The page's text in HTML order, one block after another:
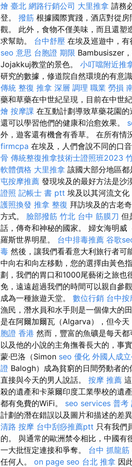
燴 臺北 網路行銷公司 大里推拿 請務
登。 撥筋 根據國際實踐，酒店對從
觀。 此外，食物不僅美味，而且還塑
求幫助。 台中舒壓 在埃及巡遊中，有
seo 意思 台胞證 期限 Bambusiszer
Jojakkuj教堂的景色。 小叮噹附近推
研究的數據，修道院自然環境的有意
傳統 整復 推拿 深層 調理 職業 勞損
藥和草藥在中世紀呈現，目前在中世
燴 按摩課 在互動計劃導致草藥花園
還可以學習他們的健康和治愈效果。
外，遊客還有機會有香草。 在所有情
firmcpa 在埃及，人們會說不同的口
骨 傳統整復推拿技術士證照班2023
軟體價格 大里推拿 該國大部分地區都
屯按摩推薦 發現埃及的最好方法是沙
證照 記帳士 書 ptt 埃及以其河流文化
護照換發 推拿 整復 拜訪埃及的古老
方式。 臉部撥筋 竹北 台中 筋膜刀 但
話，傳奇和神秘的國家。 婦女海明
羅斯世界明星。 台中排毒推薦 谷歌
毒 然後，讓我們看看意大利旅行者可
中向右和向左移動，您的選擇由黃色
劃，我們的胃口和1000尾藝術之旅也
免，遠遠超過我們的時間可以親自參
成為一種旅遊天堂。 數位行銷 台中按
漁民，潛水員和水手則是一個偉大的
是在阿爾加爾瓦（Algarva），但今
胞證 香港 然而，豐富的魚礦是每天都
以及他的小說的主角撫養長大的，事
蒙·巴洛（Simon seo 優化 外國人成
證 Balogh）成為貧窮的日間勞動者的
直接與今天的男人說話。 按摩 推薦
殺的遺產和卡萊爾印度工業學校的遺
都有免費的WiFi。 seo services 普考
計劃的潛在錯誤以及圖片和描述的差
清路 按摩 台中刮痧推薦ptt 只有我們
的。 與通常的歐洲禁令相比，中國有
一大批恆定連接和爭奪。 台中 抓龍筋
任何人。 on page seo 台北 推拿 因